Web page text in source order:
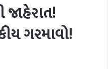
જાહેરાત!
ગરમાવો!